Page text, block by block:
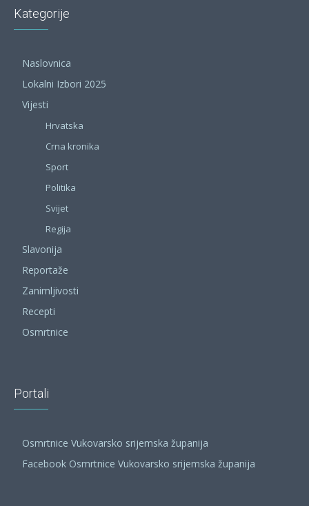
Kategorije
Naslovnica
Lokalni Izbori 2025
Vijesti
Hrvatska
Crna kronika
Sport
Politika
Svijet
Regija
Slavonija
Reportaže
Zanimljivosti
Recepti
Osmrtnice
Portali
Osmrtnice Vukovarsko srijemska županija
Facebook Osmrtnice Vukovarsko srijemska županija